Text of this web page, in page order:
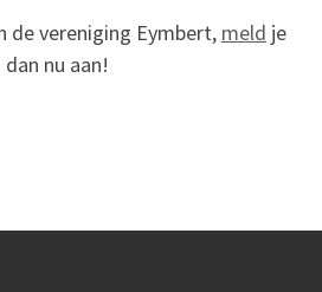
de vereniging Eymbert, meld je
dan nu aan!